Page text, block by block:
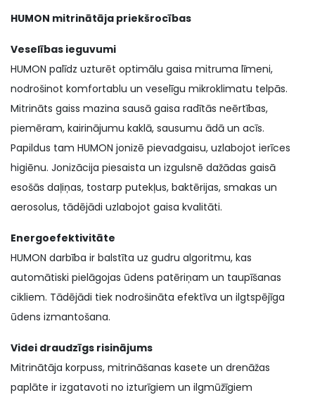
HUMON mitrinātāja priekšrocības
Veselības ieguvumi
HUMON palīdz uzturēt optimālu gaisa mitruma līmeni,
nodrošinot komfortablu un veselīgu mikroklimatu telpās.
Mitrināts gaiss mazina sausā gaisa radītās neērtības,
piemēram, kairinājumu kaklā, sausumu ādā un acīs.
Papildus tam HUMON jonizē pievadgaisu, uzlabojot ierīces
higiēnu. Jonizācija piesaista un izgulsnē dažādas gaisā
esošās daļiņas, tostarp putekļus, baktērijas, smakas un
aerosolus, tādējādi uzlabojot gaisa kvalitāti.
Energoefektivitāte
HUMON darbība ir balstīta uz gudru algoritmu, kas
automātiski pielāgojas ūdens patēriņam un taupīšanas
cikliem. Tādējādi tiek nodrošināta efektīva un ilgtspējīga
ūdens izmantošana.
Videi draudzīgs risinājums
Mitrinātāja korpuss, mitrināšanas kasete un drenāžas
paplāte ir izgatavoti no izturīgiem un ilgmūžīgiem